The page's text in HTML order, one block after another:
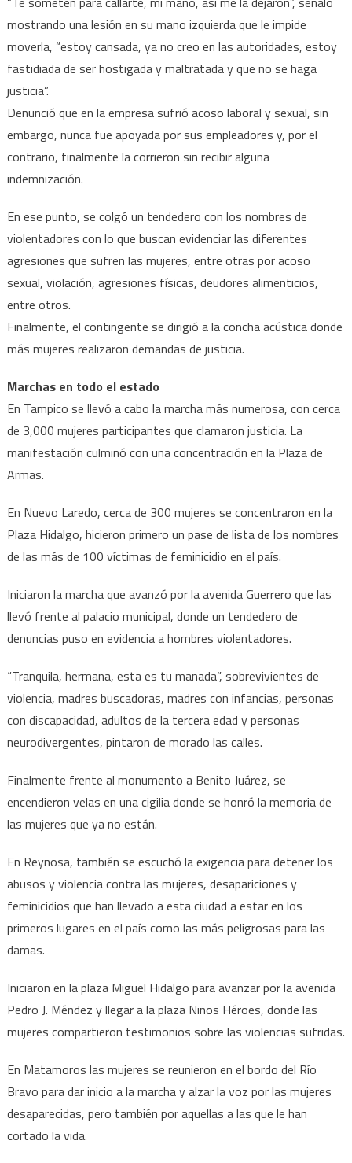
mostrando una lesión en su mano izquierda que le impide
moverla, “estoy cansada, ya no creo en las autoridades, estoy
fastidiada de ser hostigada y maltratada y que no se haga
justicia”.
Denunció que en la empresa sufrió acoso laboral y sexual, sin
embargo, nunca fue apoyada por sus empleadores y, por el
contrario, finalmente la corrieron sin recibir alguna
indemnización.
En ese punto, se colgó un tendedero con los nombres de
violentadores con lo que buscan evidenciar las diferentes
agresiones que sufren las mujeres, entre otras por acoso
sexual, violación, agresiones físicas, deudores alimenticios,
entre otros.
Finalmente, el contingente se dirigió a la concha acústica donde
más mujeres realizaron demandas de justicia.
Marchas en todo el estado
En Tampico se llevó a cabo la marcha más numerosa, con cerca
de 3,000 mujeres participantes que clamaron justicia. La
manifestación culminó con una concentración en la Plaza de
Armas.
En Nuevo Laredo, cerca de 300 mujeres se concentraron en la
Plaza Hidalgo, hicieron primero un pase de lista de los nombres
de las más de 100 víctimas de feminicidio en el país.
Iniciaron la marcha que avanzó por la avenida Guerrero que las
llevó frente al palacio municipal, donde un tendedero de
denuncias puso en evidencia a hombres violentadores.
“Tranquila, hermana, esta es tu manada”, sobrevivientes de
violencia, madres buscadoras, madres con infancias, personas
con discapacidad, adultos de la tercera edad y personas
neurodivergentes, pintaron de morado las calles.
Finalmente frente al monumento a Benito Juárez, se
encendieron velas en una cigilia donde se honró la memoria de
las mujeres que ya no están.
En Reynosa, también se escuchó la exigencia para detener los
abusos y violencia contra las mujeres, desapariciones y
feminicidios que han llevado a esta ciudad a estar en los
primeros lugares en el país como las más peligrosas para las
damas.
Iniciaron en la plaza Miguel Hidalgo para avanzar por la avenida
Pedro J. Méndez y llegar a la plaza Niños Héroes, donde las
mujeres compartieron testimonios sobre las violencias sufridas.
En Matamoros las mujeres se reunieron en el bordo del Río
Bravo para dar inicio a la marcha y alzar la voz por las mujeres
desaparecidas, pero también por aquellas a las que le han
cortado la vida.